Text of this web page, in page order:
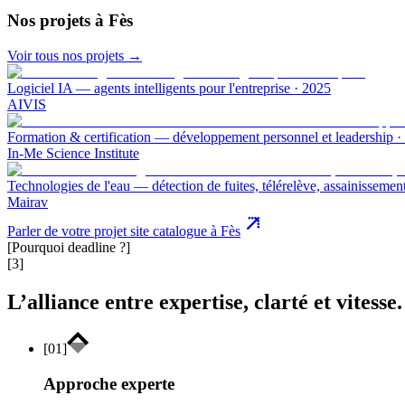
Nos projets à Fès
Voir tous nos projets →
Logiciel IA — agents intelligents pour l'entreprise · 2025
AIVIS
Formation & certification — développement personnel et leadership ·
In-Me Science Institute
Technologies de l'eau — détection de fuites, télérelève,
Mairav
Parler de votre projet site catalogue à Fès
[Pourquoi deadline ?]
[3]
L’alliance entre expertise, clarté et vitesse.
[01]
Approche experte